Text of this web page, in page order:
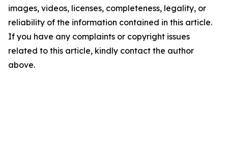
images, videos, licenses, completeness, legality, or
reliability of the information contained in this article.
If you have any complaints or copyright issues
related to this article, kindly contact the author
above.